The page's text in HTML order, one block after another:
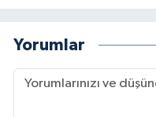
Yorumlar